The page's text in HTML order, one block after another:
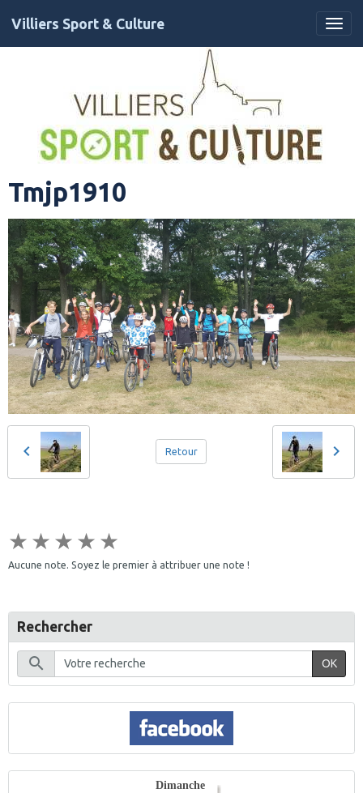
Villiers Sport & Culture
Tmjp1910
Retour
★ ★ ★ ★ ★
Aucune note. Soyez le premier à attribuer une note !
Rechercher
OK